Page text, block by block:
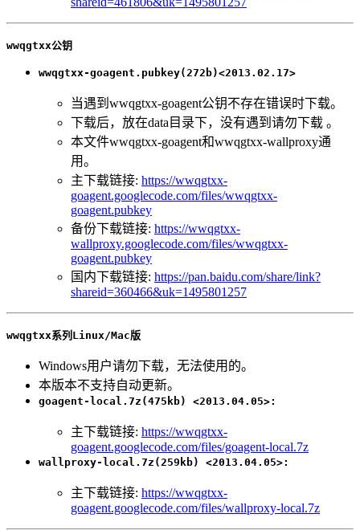
wwqgtxx公钥
wwqgtxx-goagent.pubkey(272b)<2013.02.17>
当遇到wwqgtxx-goagent公钥不存在错误时下载。
下载后，放在data目录下，没有遇到请勿下载 。
本文件wwqgtxx-goagent和wwqgtxx-wallproxy通
用。
主下载链接: https://wwqgtxx-
goagent.googlecode.com/files/wwqgtxx-
goagent.pubkey
备份下载链接: https://wwqgtxx-
wallproxy.googlecode.com/files/wwqgtxx-
goagent.pubkey
国内下载链接: https://pan.baidu.com/share/link?
shareid=360466&uk=1495801257
wwqgtxx系列Linux/Mac版
Windows用户请勿下载，无法使用的。
本版本不支持自动更新。
goagent-local.7z(475kb) <2013.04.05>:
主下载链接: https://wwqgtxx-
goagent.googlecode.com/files/goagent-local.7z
wallproxy-local.7z(259kb) <2013.04.05>:
主下载链接: https://wwqgtxx-
goagent.googlecode.com/files/wallproxy-local.7z